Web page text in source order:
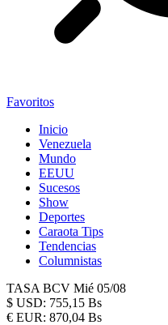
Favoritos
Inicio
Venezuela
Mundo
EEUU
Sucesos
Show
Deportes
Caraota Tips
Tendencias
Columnistas
TASA BCV Mié 05/08
$ USD: 755,15 Bs
€ EUR: 870,04 Bs